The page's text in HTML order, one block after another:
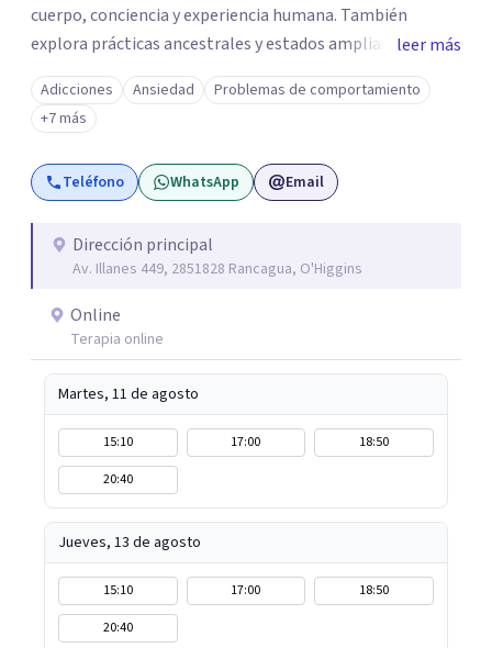
cuerpo, conciencia y experiencia humana. También
explora prácticas ancestrales y estados ampliados de
conciencia como caminos de introspección,
resignificación emocional y crecimiento personal. Se
caracteriza por crear espacios cálidos y humanos,
orientados a la autenticidad, la escucha y el desarrollo de
una relación más consciente con uno mismo y con la vida.
leer más
Adicciones Ansiedad
Problemas de comportamiento
+7 más
Teléfono WhatsApp Email
Dirección principal
Av. Illanes 449, 2851828 Rancagua, O'Higgins
Online
Terapia online
Martes, 11 de agosto
15:10 17:00
18:50
20:40
Jueves, 13 de agosto
15:10 17:00
18:50
20:40